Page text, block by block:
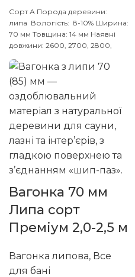
Сорт А Порода деревини:
липа Вологість: 8-10% Ширина:
70 мм Товщина: 14 мм Наявні
довжини: 2600, 2700, 2800,
розміри погоджуйте із
менеджером
Вагонка 70 мм
Липа сорт
Преміум 2,0-2,5 м
Вагонка липова, Все
для бані